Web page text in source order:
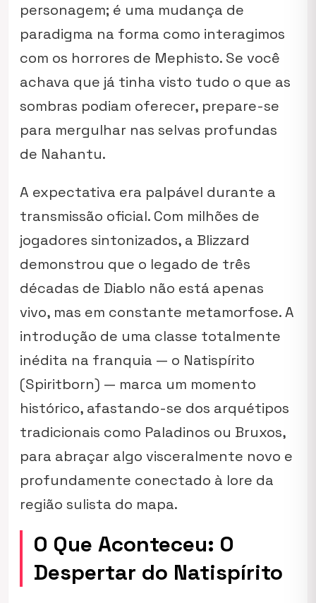
personagem; é uma mudança de
paradigma na forma como interagimos
com os horrores de Mephisto. Se você
achava que já tinha visto tudo o que as
sombras podiam oferecer, prepare-se
para mergulhar nas selvas profundas
de Nahantu.
A expectativa era palpável durante a
transmissão oficial. Com milhões de
jogadores sintonizados, a Blizzard
demonstrou que o legado de três
décadas de Diablo não está apenas
vivo, mas em constante metamorfose. A
introdução de uma classe totalmente
inédita na franquia — o Natispírito
(Spiritborn) — marca um momento
histórico, afastando-se dos arquétipos
tradicionais como Paladinos ou Bruxos,
para abraçar algo visceralmente novo e
profundamente conectado à lore da
região sulista do mapa.
O Que Aconteceu: O
Despertar do Natispírito